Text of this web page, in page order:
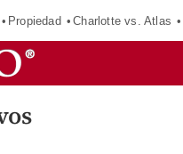
Propiedad Charlotte vs. Atlas